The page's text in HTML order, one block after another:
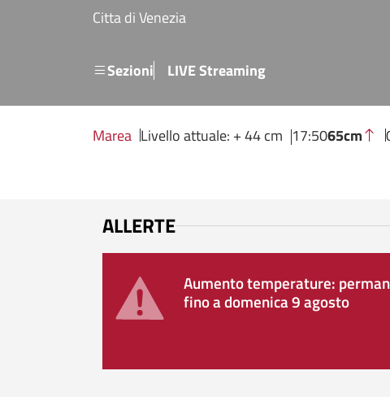
Salta al contenuto principale
Citta di Venezia
SezioniMenu secondario
LIVE Streaming
Marea Livello attuale: + 44 cm 17:5065cm
ALLERTE
Aumento temperature:
fino a domenica 9 agosto